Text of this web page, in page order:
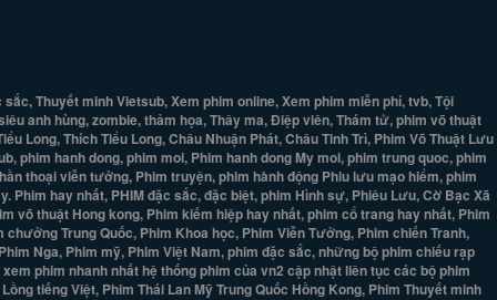
Thuyết minh Vietsub, Xem phim online, Xem phim miễn phí, tvb, Tội
anh hùng, zombie, thảm họa, Thây ma, Điệp viên, Thám tử, phim võ thuật
Long, Thích Tiểu Long, Châu Nhuận Phát, Châu Tinh Trì, Phim Võ Thuật Lưu
phim hanh dong, phim moi, Phim hanh dong My moi, phim trung quoc, phim
thoại viễn tưởng, Phim truyện, phim hành động Phiu lưu mạo hiểm, phim
hay nhất, PHIM đặc sắc, đặc biệt, phim Hình sự, Phiêu Lưu, Cờ Bạc Xã
võ thuật Hong kong, Phim kiếm hiệp hay nhất, phim cổ trang hay nhất, Phim
Trung Quốc, Phim Khoa học, Phim Viễn Tưởng, Phim chiến Tranh,
Nga, Phim mỹ, Phim Việt Nam, phim đặc sắc, những bộ phim chiếu rạp
phim nhanh nhất hệ thống phim của vn2 cập nhật liên tục các bộ phim
tiếng Việt, Phim Thái Lan Mỹ Trung Quốc Hồng Kong, Phim Thuyết minh